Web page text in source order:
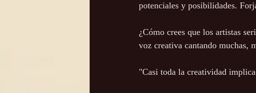
potenciales y posibilidades.
¿Cómo crees que los artistas
voz creativa cantando muchas,
"Casi toda la creatividad